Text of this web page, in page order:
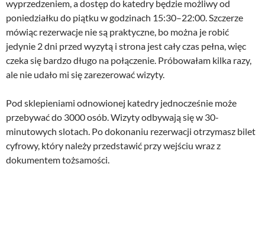
n
o
s
i
ł
a
3
9
o
s
i
:
2
0
0
wyprzedzeniem, a dostęp do katedry będzie możliwy od
poniedziałku do piątku w godzinach 15:30–22:00. Szczerze
mówiąc rezerwacje nie są praktyczne, bo można je robić
jedynie 2 dni przed wyzytą i strona jest cały czas pełna, więc
czeka się bardzo długo na połączenie. Próbowałam kilka razy,
ale nie udało mi się zarezerować wizyty.
Pod sklepieniami odnowionej katedry jednocześnie może
przebywać do 3000 osób. Wizyty odbywają się w 30-
minutowych slotach. Po dokonaniu rezerwacji otrzymasz bilet
cyfrowy, który należy przedstawić przy wejściu wraz z
dokumentem tożsamości.